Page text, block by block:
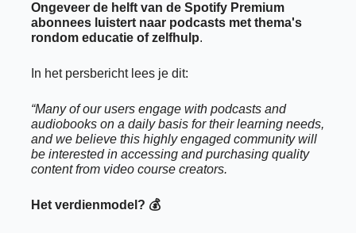
Ongeveer de helft van de Spotify Premium
abonnees luistert naar podcasts met thema's
rondom educatie of zelfhulp.
In het persbericht lees je dit:
“Many of our users engage with podcasts and
audiobooks on a daily basis for their learning needs,
and we believe this highly engaged community will
be interested in accessing and purchasing quality
content from video course creators.
Het verdienmodel? 💰